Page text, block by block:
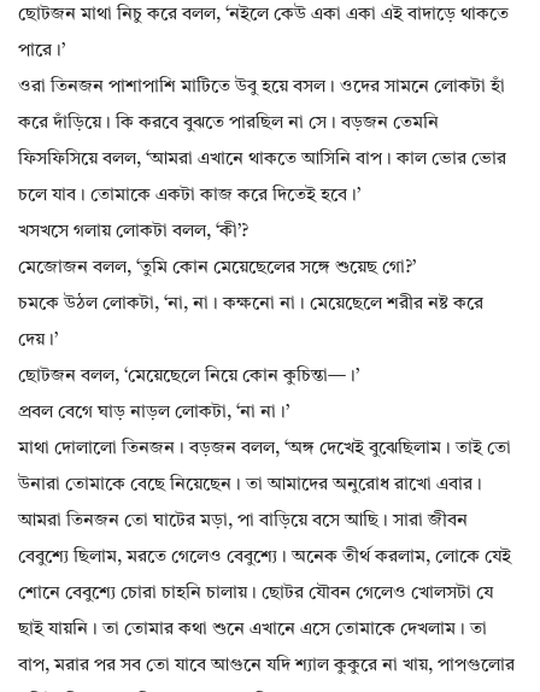
ছোটজন মাথা নিচু করে বলল, ‘নইলে কেউ একা একা এই বাদাড়ে থাকতে
পারে।’
ওরা তিনজন পাশাপাশি মাটিতে উবু হয়ে বসল। ওদের সামনে লোকটা হাঁ
করে দাঁড়িয়ে। কি করবে বুঝতে পারছিল না সে। বড়জন তেমনি
ফিসফিসিয়ে বলল, ‘আমরা এখানে থাকতে আসিনি বাপ। কাল ভোর ভোর
চলে যাব। তোমাকে একটা কাজ করে দিতেই হবে।’
খসখসে গলায় লোকটা বলল, ‘কী’?
মেজোজন বলল, ‘তুমি কোন মেয়েছেলের সঙ্গে শুয়েছ গো?’
চমকে উঠল লোকটা, ‘না, না। কক্ষনো না। মেয়েছেলে শরীর নষ্ট করে
দেয়।’
ছোটজন বলল, ‘মেয়েছেলে নিয়ে কোন কুচিন্তা—।’
প্রবল বেগে ঘাড় নাড়ল লোকটা, ‘না না।’
মাথা দোলালো তিনজন। বড়জন বলল, ‘অঙ্গ দেখেই বুঝেছিলাম। তাই তো
উনারা তোমাকে বেছে নিয়েছেন। তা আমাদের অনুরোধ রাখো এবার।
আমরা তিনজন তো ঘাটের মড়া, পা বাড়িয়ে বসে আছি। সারা জীবন
বেবুশ্যে ছিলাম, মরতে গেলেও বেবুশ্যে। অনেক তীর্থ করলাম, লোকে যেই
শোনে বেবুশ্যে চোরা চাহনি চালায়। ছোটর যৌবন গেলেও খোলসটা যে
ছাই যায়নি। তা তোমার কথা শুনে এখানে এসে তোমাকে দেখলাম। তা
বাপ, মরার পর সব তো যাবে আগুনে যদি শ্যাল কুকুরে না খায়, পাপগুলোর